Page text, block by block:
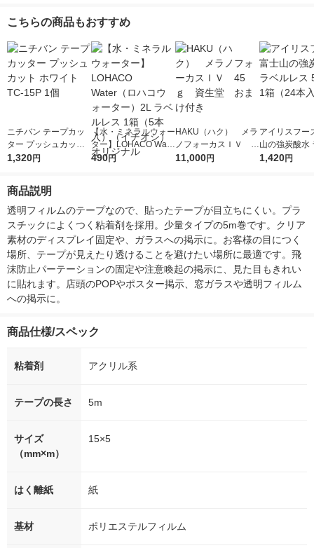
こちらの商品もおすすめ
ニチバン テープカッ
ター プッシュカット
ホワイト TC-15P 1個
1,320円
【水・ミネラルウォー
ター】LOHACO Wate
r（ロハコウォータ
490円
HAKU（ハク） メラ
ノフォーカスＩＶ 4
5ｇ 資生堂 おまけ
11,000円
アイリスフー
山の強炭酸水
レス 500ml 1
1,420円
商品説明
透明フィルムのテープなので、貼ったテープが目立ちにくい。プラ
スチックによくつく粘着剤を採用。少量タイプの5m巻です。クリア
素材のディスプレイ固定や、ガラスへの掲示に。お客様の目につく
場所、テープが見えたり透けることを避けたい場所に最適です。飛
沫防止パーテーションの固定や注意喚起の掲示に、見た目もきれい
に貼れます。店頭のPOPやポスター掲示、窓ガラスや透明フィルム
への掲示に。
商品仕様/スペック
粘着剤 アクリル系
テープの長さ 5m
サイズ
（mm×m）
15×5
はく離紙 紙
基材 ポリエステルフィルム